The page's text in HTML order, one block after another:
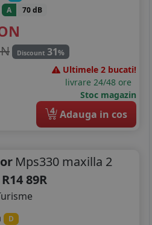
A 70 dB
Discount 31%
Ultimele 2 bucati!
livrare 24/48 ore
Stoc magazin
4 Adauga in cos
Mps330 maxilla 2
89R
D